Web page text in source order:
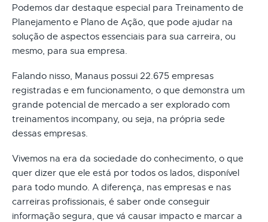
Podemos dar destaque especial para Treinamento de
Planejamento e Plano de Ação, que pode ajudar na
solução de aspectos essenciais para sua carreira, ou
mesmo, para sua empresa.
Falando nisso, Manaus possui 22.675 empresas
registradas e em funcionamento, o que demonstra um
grande potencial de mercado a ser explorado com
treinamentos incompany, ou seja, na própria sede
dessas empresas.
Vivemos na era da sociedade do conhecimento, o que
quer dizer que ele está por todos os lados, disponível
para todo mundo. A diferença, nas empresas e nas
carreiras profissionais, é saber onde conseguir
informação segura, que vá causar impacto e marcar a